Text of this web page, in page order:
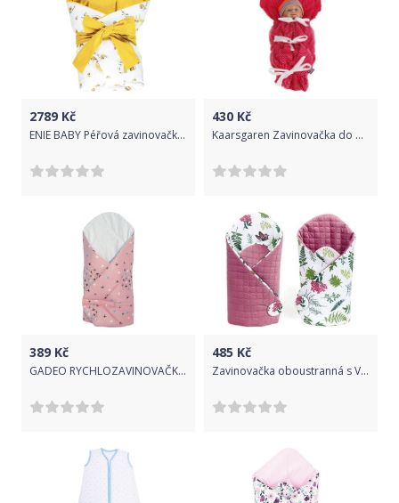
2789 Kč
ENIE BABY Péřová zavinovačka VELVET rainbow 100x100 cm
430 Kč
Kaarsgaren Zavinovačka do porodnice červená puntíky
389 Kč
GADEO RYCHLOZAVINOVAČKA ABBIE růžová
485 Kč
Zavinovačka oboustranná s Velvet - KAPRADÍ na bílém se starorůžovou - MamoTato